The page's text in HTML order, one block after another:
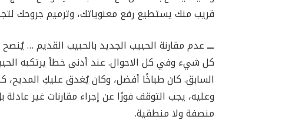
قريب منك يستطيع رفع معنوياتك، وترميم جروحك
ـــعدم مقارنة الحبيب الجديد بالحبيب القديم …
كل شيء وفي كل الاحوال. عند أدنى خطأ يرتكبه
السابق. كان طباخًا أفضل، وكان يُغدق عليكِ
وعليه، يجب التوقف فورًا عن إجراء مقارنات غير
منصفة ولا منطقية.